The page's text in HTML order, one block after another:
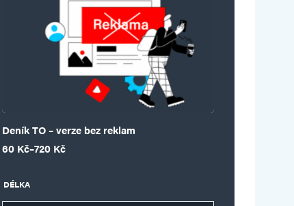
Deník TO – verze bez reklam
60 Kč–720 Kč
Rozpětí cen: 60 Kč až 720 Kč
DÉLKA